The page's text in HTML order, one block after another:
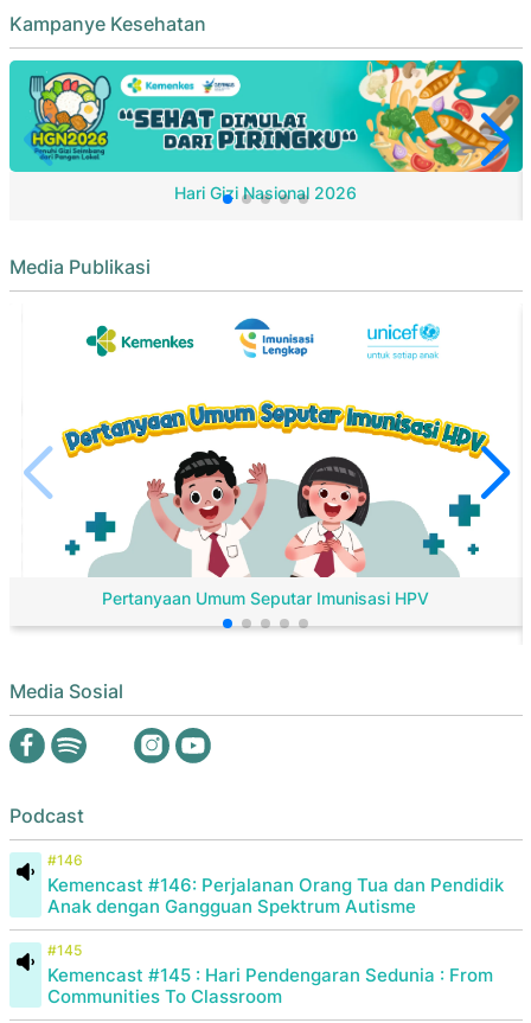
Kampanye Kesehatan
Hari Gizi Nasional 2026
Media Publikasi
Pertanyaan Umum Seputar Imunisasi HPV
Media Sosial
Podcast
#146
Kemencast #146: Perjalanan Orang Tua dan Pendidik
Anak dengan Gangguan Spektrum Autisme
#145
Kemencast #145 : Hari Pendengaran Sedunia : From
Communities To Classroom